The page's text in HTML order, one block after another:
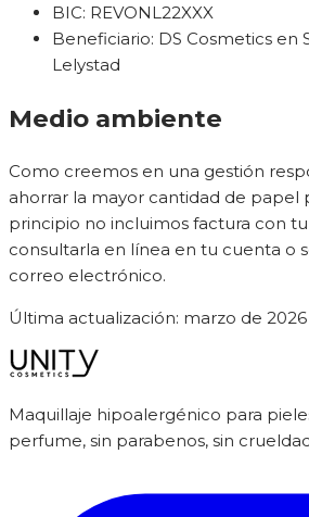
BIC: REVONL22XXX
Beneficiario: DS Cosmetics en
Lelystad
Medio ambiente
Como creemos en una gestión
ahorrar la mayor cantidad de papel
principio no incluimos factura con
consultarla en línea en tu cuenta o
correo electrónico.
Última actualización: marzo de 2026
Maquillaje hipoalergénico para
perfume, sin parabenos, sin